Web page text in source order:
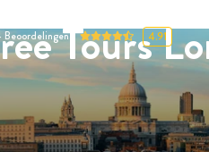
Tours
Beoordelingen 4.91